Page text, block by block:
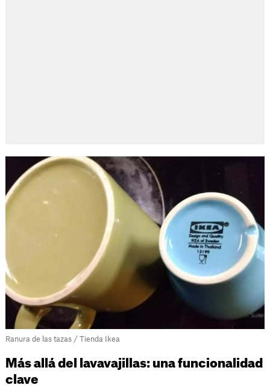
Ranura de las tazas / Tienda Ikea
Más allá del lavavajillas: una funcionalidad
clave